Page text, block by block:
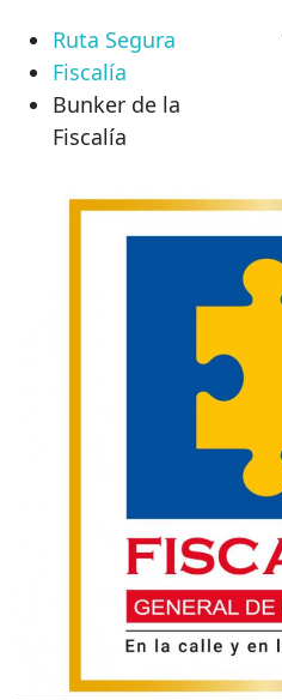
Ruta Segura
Fiscalía
Bunker de la
Fiscalía